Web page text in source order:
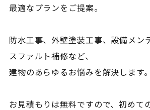
最適なプランをご提案。
防水工事、外壁塗装工事、設備メン
スファルト補修など、
建物のあらゆるお悩みを解決します。
お見積もりは無料ですので、初めて